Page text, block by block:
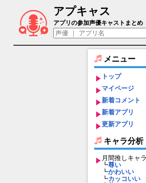
アプキャス
プラトン（声優：実羽
アプリの参加声優キャストまとめ
メニュー
トップ
マイページ
新着コメント
新着アプリ
更新アプリ
キャラ分析
月間推しキャラ
┗尊い
┗かわいい
┗カッコいい